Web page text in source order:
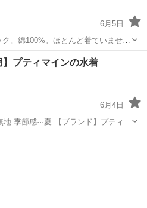
6月5日
。綿100%。ほとんど着ていませ
ツと合わせたり、羽織ったり、短め
しっかりしてます。中央線（東
受...
ンピース WEGO
】プティマインの水着
6月4日
【ブランド】プティマ